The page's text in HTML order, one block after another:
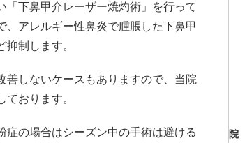
下鼻甲介レーザー焼灼術」を行って
アレルギー性鼻炎で腫脹した下鼻甲
制します。
善しないケースもありますので、当院
おります。
の場合はシーズン中の手術は避ける